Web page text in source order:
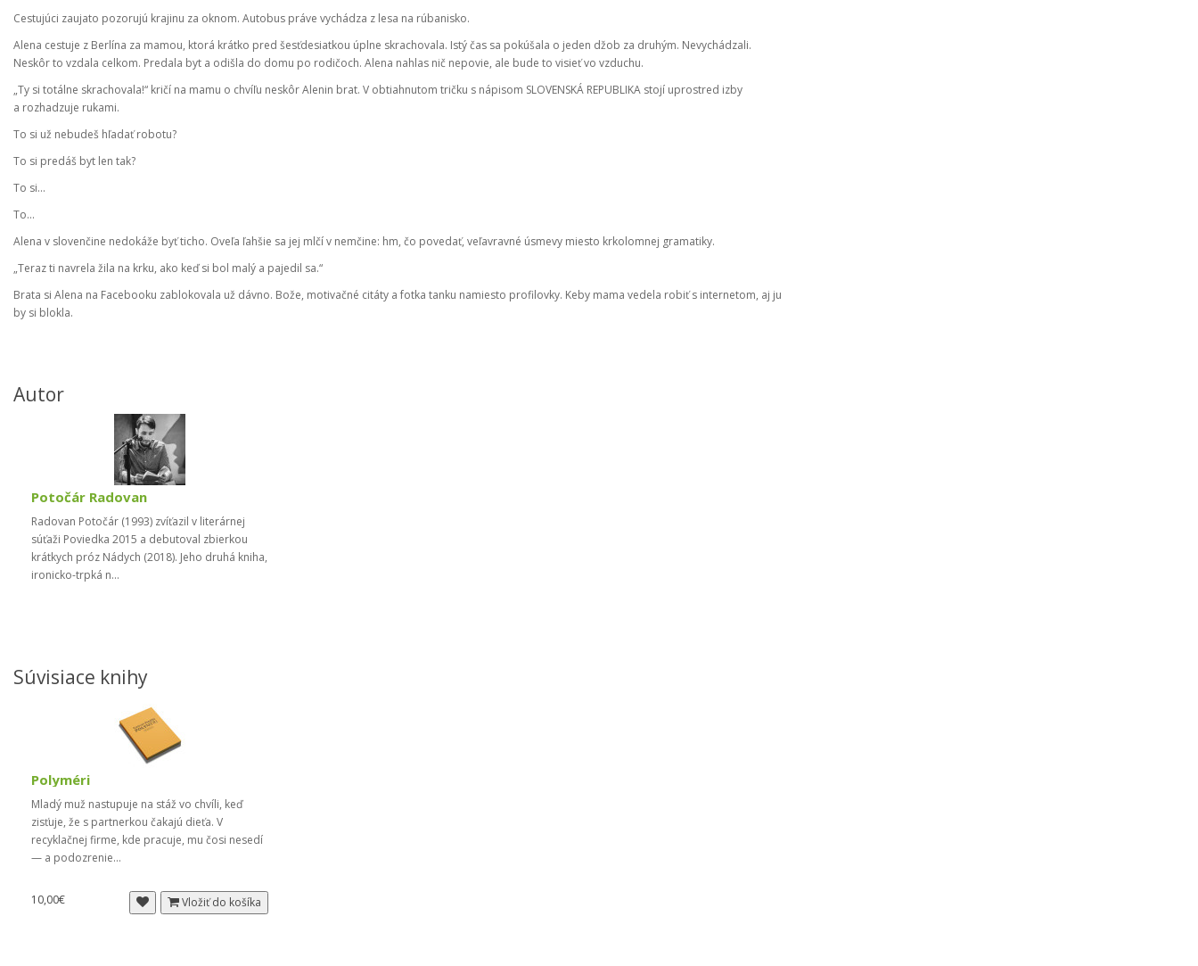
Cestujúci zaujato pozorujú krajinu za oknom. Autobus práve vychádza z lesa na rúbanisko.
Alena cestuje z Berlína za mamou, ktorá krátko pred šesťdesiatkou úplne skrachovala. Istý čas sa pokúšala o jeden džob za druhým. Nevychádzali.
Neskôr to vzdala celkom. Predala byt a odišla do domu po rodičoch. Alena nahlas nič nepovie, ale bude to visieť vo vzduchu.
„Ty si totálne skrachovala!“ kričí na mamu o chvíľu neskôr Alenin brat. V obtiahnutom tričku s nápisom SLOVENSKÁ REPUBLIKA stojí uprostred izby
a rozhadzuje rukami.
To si už nebudeš hľadať robotu?
To si predáš byt len tak?
To si...
To...
Alena v slovenčine nedokáže byť ticho. Oveľa ľahšie sa jej mlčí v nemčine: hm, čo povedať, veľavravné úsmevy miesto krkolomnej gramatiky.
„Teraz ti navrela žila na krku, ako keď si bol malý a pajedil sa.“
Brata si Alena na Facebooku zablokovala už dávno. Bože, motivačné citáty a fotka tanku namiesto profilovky. Keby mama vedela robiť s internetom, aj ju
by si blokla.
Autor
Potočár Radovan
Radovan Potočár (1993) zvíťazil v literárnej
súťaži Poviedka 2015 a debutoval zbierkou
krátkych próz Nádych (2018). Jeho druhá kniha,
ironicko-trpká n...
Súvisiace knihy
Polyméri
Mladý muž nastupuje na stáž vo chvíli, keď
zisťuje, že s partnerkou čakajú dieťa. V
recyklačnej firme, kde pracuje, mu čosi nesedí
— a podozrenie...
10,00€ Vložiť do košíka